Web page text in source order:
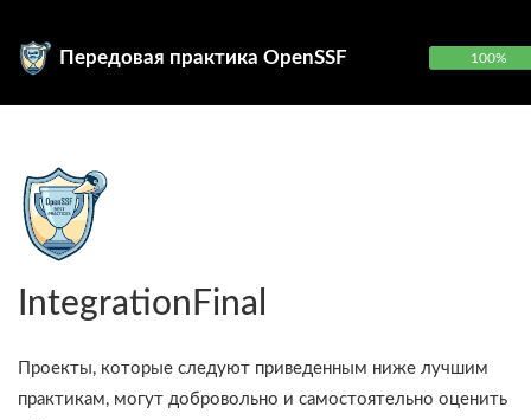
Передовая практика OpenSSF 100%
IntegrationFinal
Проекты, которые следуют приведенным ниже лучшим
практикам, могут добровольно и самостоятельно оценить